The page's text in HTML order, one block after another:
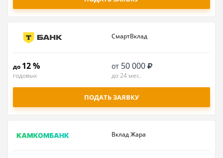
СмартВклад
до 12 %
годовых
от 50 000
до 24 мес.
ПОДАТЬ ЗАЯВКУ
Вклад Жара